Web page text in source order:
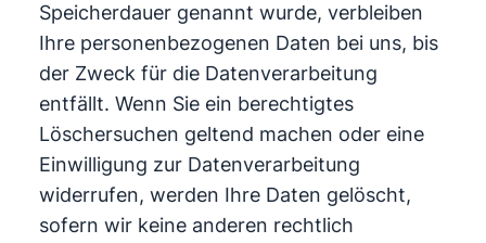
Speicherdauer genannt wurde, verbleiben
Ihre personenbezogenen Daten bei uns, bis
der Zweck für die Datenverarbeitung
entfällt. Wenn Sie ein berechtigtes
Löschersuchen geltend machen oder eine
Einwilligung zur Datenverarbeitung
widerrufen, werden Ihre Daten gelöscht,
sofern wir keine anderen rechtlich